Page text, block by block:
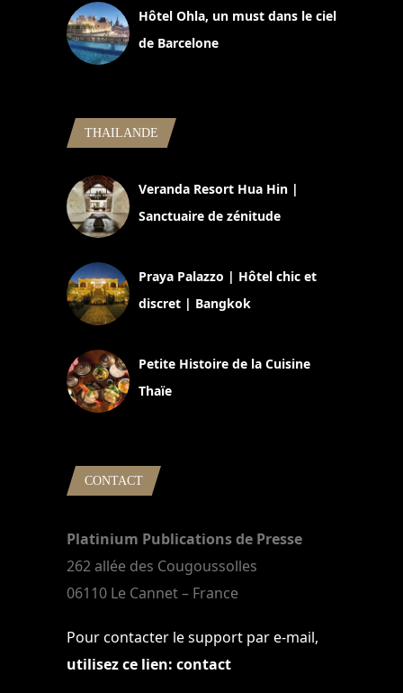
Hôtel Ohla, un must dans le ciel
de Barcelone
THAILANDE
Veranda Resort Hua Hin |
Sanctuaire de zénitude
Praya Palazzo | Hôtel chic et
discret | Bangkok
Petite Histoire de la Cuisine
Thaïe
CONTACT
Platinium Publications de Presse
262 allée des Cougoussolles
06110 Le Cannet – France
Pour contacter le support par e-mail,
utilisez ce lien: contact